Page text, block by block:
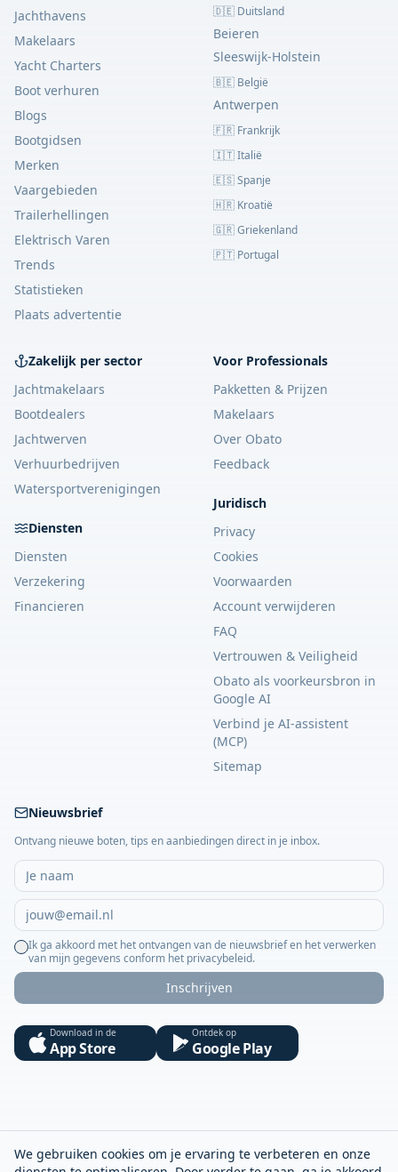
We gebruiken cookies om je ervaring te verbeteren en onze
Jachthavens
Makelaars
Yacht Charters
Boot verhuren
Blogs
Bootgidsen
Merken
Vaargebieden
Trailerhellingen
Elektrisch Varen
Trends
Statistieken
Plaats advertentie
🇩🇪 Duitsland
Beieren
Sleeswijk-Holstein
🇧🇪 België
Antwerpen
🇫🇷 Frankrijk
🇮🇹 Italië
🇪🇸 Spanje
🇭🇷 Kroatië
🇬🇷 Griekenland
🇵🇹 Portugal
Zakelijk per sector
Jachtmakelaars
Bootdealers
Jachtwerven
Verhuurbedrijven
Watersportverenigingen
Diensten
Diensten
Verzekering
Financieren
Voor Professionals
Pakketten & Prijzen
Makelaars
Over Obato
Feedback
Juridisch
Privacy
Cookies
Voorwaarden
Account verwijderen
FAQ
Vertrouwen & Veiligheid
Obato als voorkeursbron in
Google AI
Verbind je AI-assistent
(MCP)
Sitemap
Nieuwsbrief
Ontvang nieuwe boten, tips en aanbiedingen direct in je inbox.
Ik ga akkoord met het ontvangen van de nieuwsbrief en het verwerken
van mijn gegevens conform het privacybeleid.
Inschrijven
Download in de
App Store
Ontdek op
Google Play